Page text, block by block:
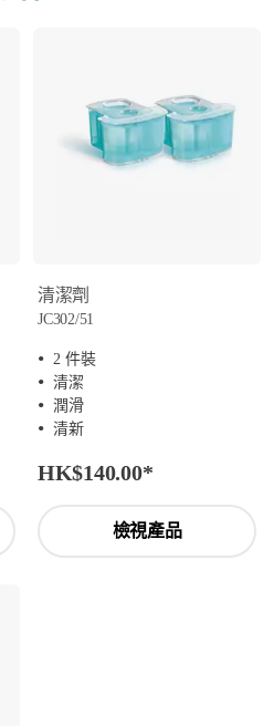
清潔劑
JC302/51
2 件裝
清潔
潤滑
清新
HK$140.00*
檢視產品